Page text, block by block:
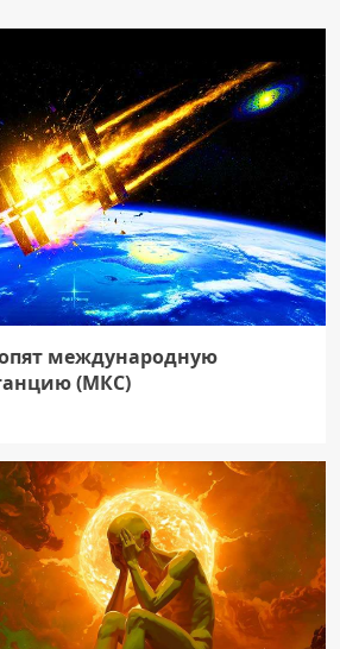
международную
(МКС)